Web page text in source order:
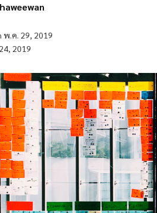
พ.ค. 29, 2019
2019